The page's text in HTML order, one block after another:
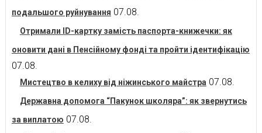
подальшого руйнування 07.08.
Отримали ID-картку замість паспорта-книжечки: як
оновити дані в Пенсійному фонді та пройти ідентифікацію
07.08.
Мистецтво в келиху від ніжинського майстра 07.08.
Державна допомога “Пакунок школяра”: як звернутись
за виплатою 07.08.